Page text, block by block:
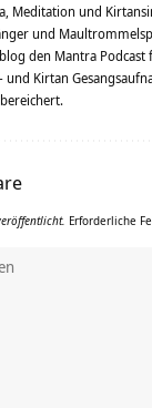
Meditation und
und
den Mantra
Kirtan
Erforderliche